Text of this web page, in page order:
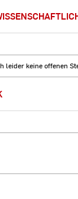
VII)
(Abt. IX)
leider keine offenen